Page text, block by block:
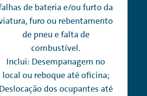
de bateria e/ou furto da
furo ou rebentamento
de pneu e falta de
combustível.
Inclui: Desempanagem no
local ou reboque até oficina;
Deslocação dos ocupantes até